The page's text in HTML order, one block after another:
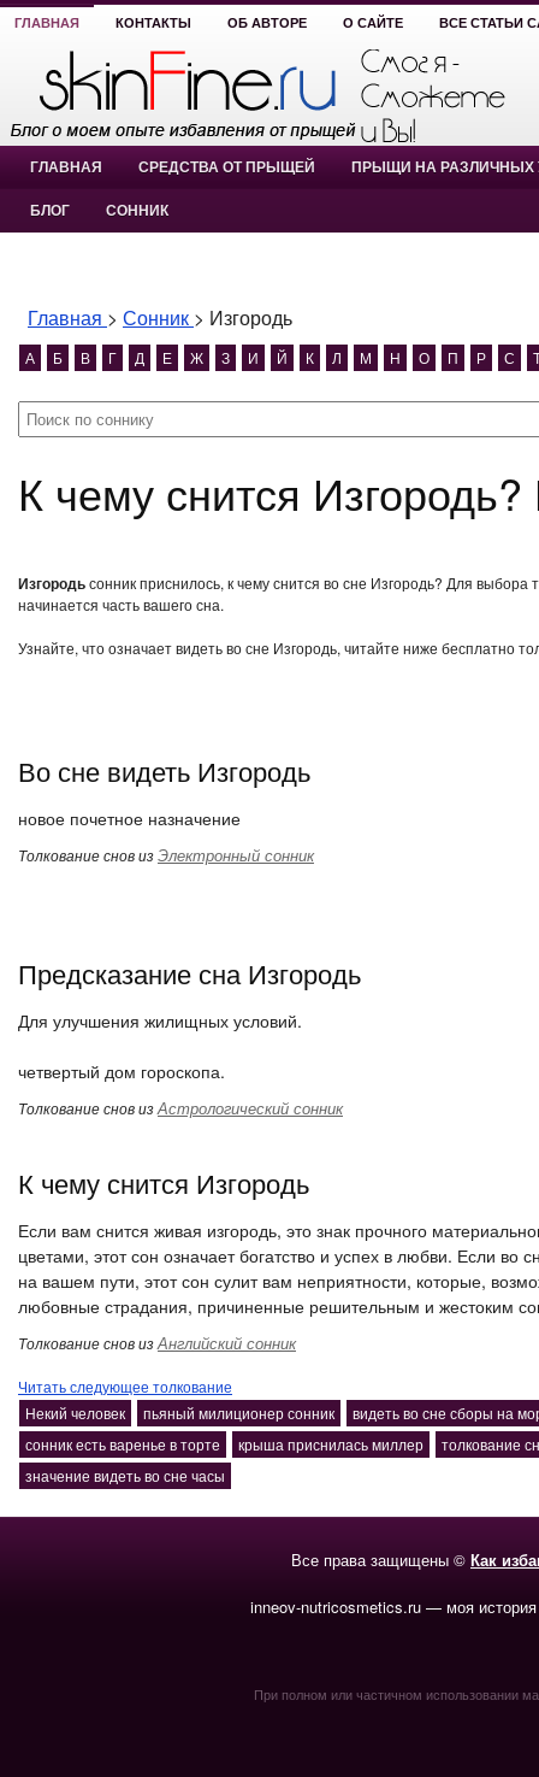
ГЛАВНАЯ КОНТАКТЫ ОБ АВТОРЕ О САЙТЕ ВСЕ СТАТЬИ
ГЛАВНАЯ СРЕДСТВА ОТ ПРЫЩЕЙ ПРЫЩИ НА РАЗЛИЧНЫХ
БЛОГ СОННИК
Главная > Сонник > Изгородь
А Б В Г Д Е Ж З И Й К Л М Н О П Р С
К чему снится
Изгородьсонник приснилось, к чему снится во сне Изгородь? Для
начинается часть вашего сна.
Узнайте, что означает видеть во сне Изгородь, читайте ниже бесплатно
Во сне видеть Изгородь
новое почетное назначение
Толкование снов изЭлектронный сонник
Предсказание сна Изгородь
Для улучшения жилищных условий.
четвертый дом гороскопа.
Толкование снов изАстрологический сонник
К чему снится Изгородь
Если вам снится живая изгородь, это знак прочного
цветами, этот сон означает богатство и успех в любви. Если
на вашем пути, этот сон сулит вам неприятности, которые,
любовные страдания, причиненные решительным и жестоким
Толкование снов изАнглийский сонник
Читать следующее толкование
Некий человек
пьяный милиционер сонник
видеть во сне сборы на
сонник есть варенье в торте
крыша приснилась миллер
толкование
значение видеть во сне часы
Все права защищены © Как
inneov-nutricosmetics.ru — моя
При полном или частичном использовании